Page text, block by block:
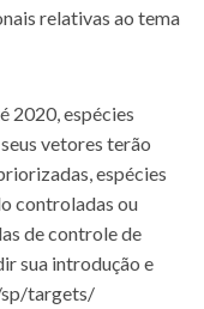
relativas ao tema
2020, espécies
vetores terão
espécies
controladas ou
de controle de
sua introdução e
targets/